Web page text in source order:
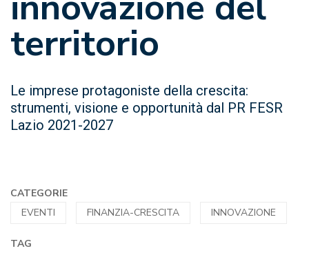
territorio
Le imprese protagoniste della crescita:
strumenti, visione e opportunità dal PR FESR
Lazio 2021-2027
CATEGORIE
EVENTI
FINANZIA-CRESCITA INNOVAZIONE
TAG